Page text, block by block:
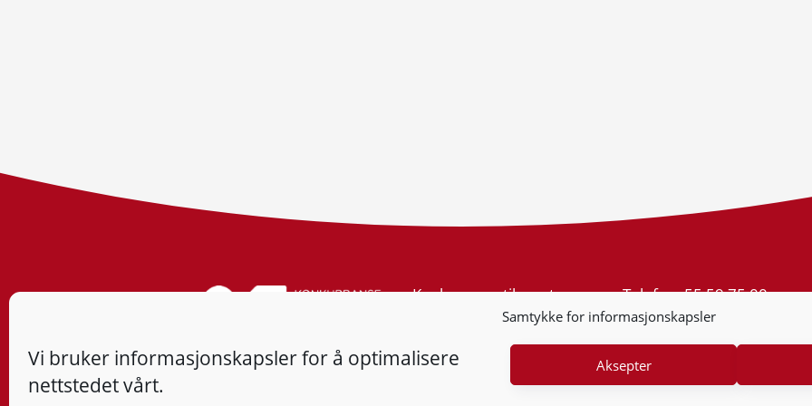
Samtykke for informasjonskapsler
Vi bruker informasjonskapsler for å optimalisere
nettstedet vårt.
Aksepter
Konkurransetilsynet
Postboks 439 Sentrum
Org.nr: 974 761 246
Telefon:55 59 75 00
E-post:post@kt.no
Nyhetsvarsel >>